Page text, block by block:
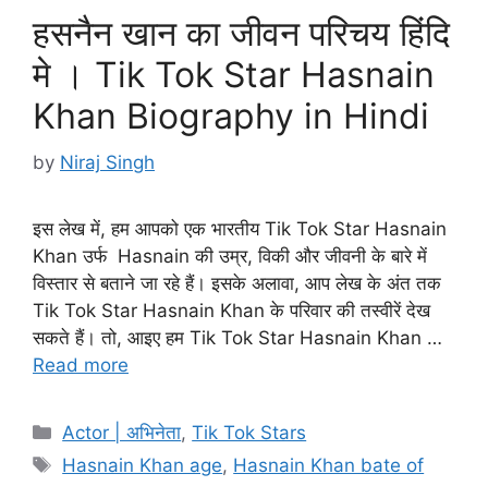
हसनैन खान का जीवन परिचय हिंदि
मे । Tik Tok Star Hasnain
Khan Biography in Hindi
by Niraj Singh
इस लेख में, हम आपको एक भारतीय Tik Tok Star Hasnain
Khan उर्फ Hasnain की उम्र, विकी और जीवनी के बारे में
विस्तार से बताने जा रहे हैं। इसके अलावा, आप लेख के अंत तक
Tik Tok Star Hasnain Khan के परिवार की तस्वीरें देख
सकते हैं। तो, आइए हम Tik Tok Star Hasnain Khan …
Read more
Categories
Actor | अभिनेता,Tik Tok Stars
Tags
Hasnain Khan age, Hasnain Khan bate of